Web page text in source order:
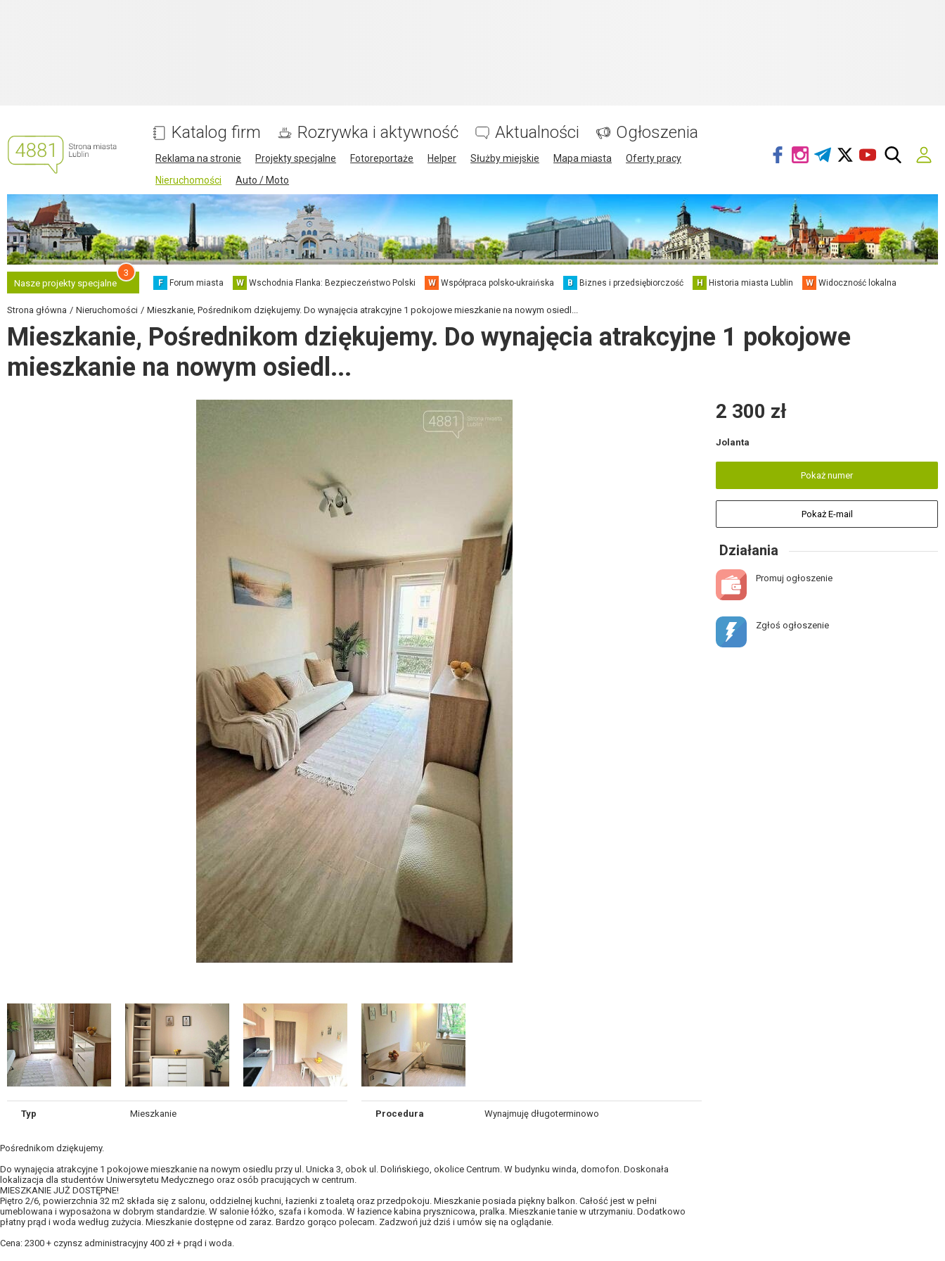
Katalog firm Rozrywka i aktywność Aktualności Ogłoszenia
Reklama na stronie Projekty specjalne Fotoreportaże Helper Służby miejskie Mapa miasta
Oferty pracy
Nieruchomości
Auto / Moto
Nasze projekty specjalne
3
F Forum miasta W Wschodnia Flanka: Bezpieczeństwo Polski W Współpraca polsko-ukraińska B Biznes i przedsiębiorczość H Historia miasta Lublin W Widoczność lokalna
Strona główna Nieruchomości Mieszkanie, Pośrednikom dziękujemy. Do wynajęcia atrakcyjne 1 pokojowe mieszkanie na nowym osiedl...
Mieszkanie, Pośrednikom dziękujemy. Do wynajęcia atrakcyjne 1 pokojowe
mieszkanie na nowym osiedl...
Typ Mieszkanie Procedura Wynajmuję długoterminowo
Pośrednikom dziękujemy.
Do wynajęcia atrakcyjne 1 pokojowe mieszkanie na nowym osiedlu przy ul. Unicka 3, obok ul. Dolińskiego, okolice Centrum. W budynku winda, domofon. Doskonała
lokalizacja dla studentów Uniwersytetu Medycznego oraz osób pracujących w centrum.
MIESZKANIE JUŻ DOSTĘPNE!
Piętro 2/6, powierzchnia 32 m2 składa się z salonu, oddzielnej kuchni, łazienki z toaletą oraz przedpokoju. Mieszkanie posiada piękny balkon. Całość jest w pełni
umeblowana i wyposażona w dobrym standardzie. W salonie łóżko, szafa i komoda. W łazience kabina prysznicowa, pralka. Mieszkanie tanie w utrzymaniu. Dodatkowo
płatny prąd i woda według zużycia. Mieszkanie dostępne od zaraz. Bardzo gorąco polecam. Zadzwoń już dziś i umów się na oglądanie.
Cena: 2300 + czynsz administracyjny 400 zł + prąd i woda.
2 300 zł
Jolanta
Pokaż numer
Pokaż E-mail
Działania
Promuj ogłoszenie
Zgłoś ogłoszenie